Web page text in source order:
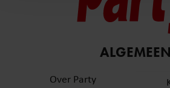
en om ons websiteverkeer te
informatie over uw gebruik van onze
partners kunnen deze gegevens
verzameld op basis van uw gebruik
ALGEMEEN
Over Party